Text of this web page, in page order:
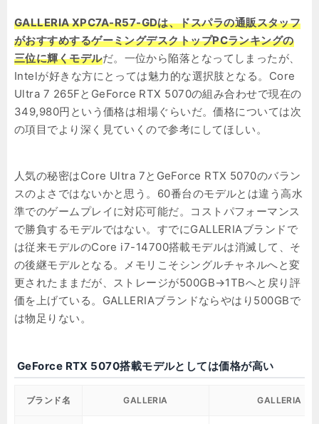
GALLERIA XPC7A-R57-GDは、ドスパラの通販スタッフ
がおすすめするゲーミングデスクトップPCランキングの
三位に輝くモデルだ。一位から陥落となってしまったが、
Intelが好きな方にとっては魅力的な選択肢となる。Core
Ultra 7 265FとGeForce RTX 5070の組み合わせで現在の
349,980円という価格は相場ぐらいだ。価格については次
の項目でより深く見ていくので参考にしてほしい。
人気の秘密はCore Ultra 7とGeForce RTX 5070のバラン
スのよさではないかと思う。60番台のモデルとは違う高水
準でのゲームプレイに対応可能だ。コストパフォーマンス
で勝負するモデルではない。すでにGALLERIAブランドで
は従来モデルのCore i7-14700搭載モデルは消滅して、そ
の後継モデルとなる。メモリこそシングルチャネルへと変
更されたままだが、ストレージが500GB→1TBへと戻り評
価を上げている。GALLERIAブランドならやはり500GBで
は物足りない。
GeForce RTX 5070搭載モデルとしては価格が高い
ブランド名 GALLERIA GALLERIA